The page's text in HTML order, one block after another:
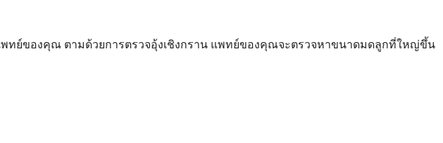
ทย์ของคุณ ตามด้วยการตรวจอุ้งเชิงกราน แพทย์ของคุณจะตรวจหาขนาดมดลูกที่ใหญ่ขึ้น